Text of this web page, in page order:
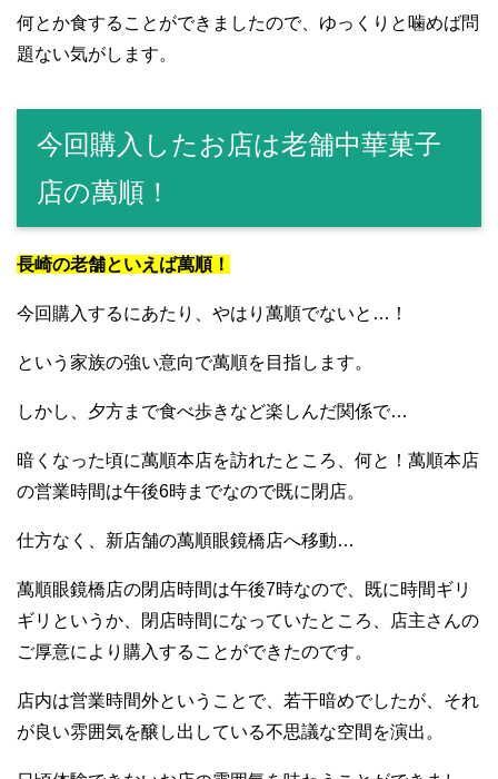
何とか食することができましたので、ゆっくりと噛めば問
題ない気がします。
今回購入したお店は老舗中華菓子
店の萬順！
長崎の老舗といえば萬順！
今回購入するにあたり、やはり萬順でないと…！
という家族の強い意向で萬順を目指します。
しかし、夕方まで食べ歩きなど楽しんだ関係で…
暗くなった頃に萬順本店を訪れたところ、何と！萬順本店
の営業時間は午後6時までなので既に閉店。
仕方なく、新店舗の萬順眼鏡橋店へ移動…
萬順眼鏡橋店の閉店時間は午後7時なので、既に時間ギリ
ギリというか、閉店時間になっていたところ、店主さんの
ご厚意により購入することができたのです。
店内は営業時間外ということで、若干暗めでしたが、それ
が良い雰囲気を醸し出している不思議な空間を演出。